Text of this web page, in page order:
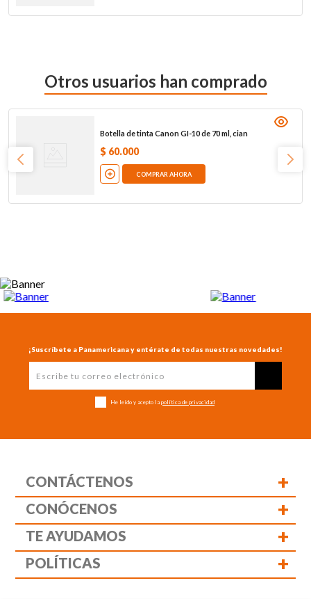
Otros usuarios han comprado
Botella de tinta Canon GI-10 de 70 ml, cian
$ 60.000
COMPRAR AHORA
¡Suscríbete a Panamericana y entérate de todas nuestras novedades!
He leído y acepto la política de privacidad
CONTÁCTENOS +
CONÓCENOS +
TE AYUDAMOS +
POLÍTICAS +